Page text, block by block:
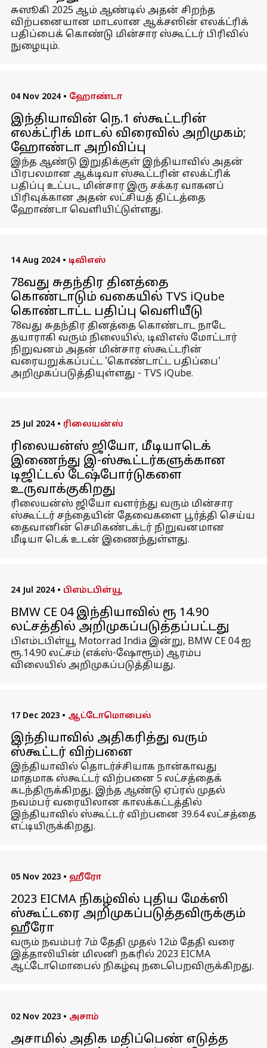
சுஸூகி 2025 ஆம் ஆண்டில் அதன் சிறந்த
விற்பனையான மாடலான ஆக்சஸின் எலக்ட்ரிக்
பதிப்பைக் கொண்டு மின்சார ஸ்கூட்டர் பிரிவில்
நுழையும்.
04 Nov 2024 • ஹோண்டா
இந்தியாவின் நெ.1 ஸ்கூட்டரின்
எலக்ட்ரிக் மாடல் விரைவில் அறிமுகம்;
ஹோண்டா அறிவிப்பு
இந்த ஆண்டு இறுதிக்குள் இந்தியாவில் அதன்
பிரபலமான ஆக்டிவா ஸ்கூட்டரின் எலக்ட்ரிக்
பதிப்பு உட்பட, மின்சார இரு சக்கர வாகனப்
பிரிவுக்கான அதன் லட்சியத் திட்டத்தை
ஹோண்டா வெளியிட்டுள்ளது.
14 Aug 2024 • டிவிஎஸ்
78வது சுதந்திர தினத்தை
கொண்டாடும் வகையில் TVS iQube
கொண்டாட்ட பதிப்பு வெளியீடு
78வது சுதந்திர தினத்தை கொண்டாட நாடே
தயாராகி வரும் நிலையில், டிவிஎஸ் மோட்டார்
நிறுவனம் அதன் மின்சார ஸ்கூட்டரின்
வரையறுக்கப்பட்ட 'கொண்டாட்ட பதிப்பை'
அறிமுகப்படுத்தியுள்ளது - TVS iQube.
25 Jul 2024 • ரிலையன்ஸ்
ரிலையன்ஸ் ஜியோ, மீடியாடெக்
இணைந்து இ-ஸ்கூட்டர்களுக்கான
டிஜிட்டல் டேஷ்போர்டுகளை
உருவாக்குகிறது
ரிலையன்ஸ் ஜியோ வளர்ந்து வரும் மின்சார
ஸ்கூட்டர் சந்தையின் தேவைகளை பூர்த்தி செய்ய
தைவானின் செமிகண்டக்டர் நிறுவனமான
மீடியா டெக் உடன் இணைந்துள்ளது.
24 Jul 2024 • பிஎம்டபிள்யூ
BMW CE 04 இந்தியாவில் ரூ 14.90
லட்சத்தில் அறிமுகப்படுத்தப்பட்டது
பிஎம்டபிள்யூ Motorrad India இன்று, BMW CE 04 ஐ
ரூ.14.90 லட்சம் (எக்ஸ்-ஷோரூம்) ஆரம்ப
விலையில் அறிமுகப்படுத்தியது.
17 Dec 2023 • ஆட்டோமொபைல்
இந்தியாவில் அதிகரித்து வரும்
ஸ்கூட்டர் விற்பனை
இந்தியாவில் தொடர்ச்சியாக நான்காவது
மாதமாக ஸ்கூட்டர் விற்பனை 5 லட்சத்தைக்
கடந்திருக்கிறது. இந்த ஆண்டு ஏப்ரல் முதல்
நவம்பர் வரையிலான காலக்கட்டத்தில்
இந்தியாவில் ஸ்கூட்டர் விற்பனை 39.64 லட்சத்தை
எட்டியிருக்கிறது.
05 Nov 2023 • ஹீரோ
2023 EICMA நிகழ்வில் புதிய மேக்ஸி
ஸ்கூட்டரை அறிமுகப்படுத்தவிருக்கும்
ஹீரோ
வரும் நவம்பர் 7ம் தேதி முதல் 12ம் தேதி வரை
இத்தாலியின் மிலனி நகரில் 2023 EICMA
ஆட்டோமொபைல் நிகழ்வு நடைபெறவிருக்கிறது.
02 Nov 2023 • அசாம்
அசாமில் அதிக மதிப்பெண் எடுத்த